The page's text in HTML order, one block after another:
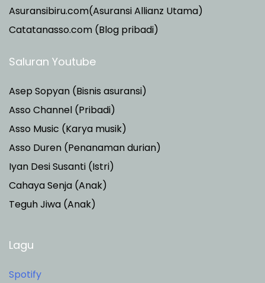
Asuransibiru.com(Asuransi Allianz Utama)
Catatanasso.com (Blog pribadi)
Saluran Youtube
Asep Sopyan (Bisnis asuransi)
Asso Channel (Pribadi)
Asso Music (Karya musik)
Asso Duren (Penanaman durian)
Iyan Desi Susanti (Istri)
Cahaya Senja (Anak)
Teguh Jiwa (Anak)
Lagu
Spotify